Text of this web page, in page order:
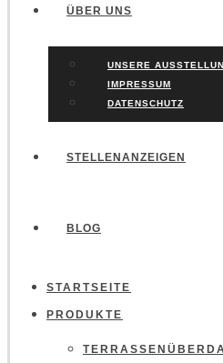
ÜBER UNS
UNSERE
IMPRESSUM
DATENSCHUTZ
STELLENANZEIGEN
BLOG
STARTSEITE
PRODUKTE